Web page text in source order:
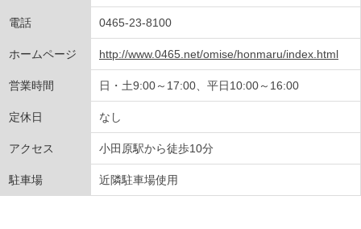
電話 0465-23-8100
ホームページ http://www.0465.net/omise/honmaru/index.html
営業時間 日・土9:00～17:00、平日10:00～16:00
定休日 なし
アクセス 小田原駅から徒歩10分
駐車場 近隣駐車場使用